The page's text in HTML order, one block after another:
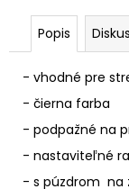
Popis
- vhodné pre
- čierna farba
- podpažné na
- nastaviteľné
- s púzdrom na
e